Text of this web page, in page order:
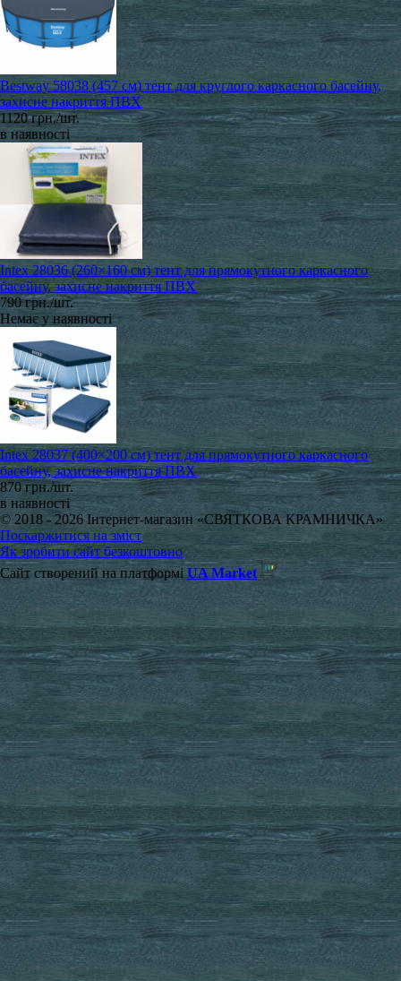
Bestway 58038 (457 см) тент для круглого каркасного басейну,
захисне накриття ПВХ
1120 грн./шт.
в наявності
Intex 28036 (260×160 см) тент для прямокутного каркасного
басейну, захисне накриття ПВХ
790 грн./шт.
Немає у наявності
Intex 28037 (400×200 см) тент для прямокутного каркасного
басейну, захисне накриття ПВХ
870 грн./шт.
в наявності
© 2018 - 2026 Інтернет-магазин «СВЯТКОВА КРАМНИЧКА»
Поскаржитися на зміст
Як зробити сайт безкоштовно
Сайт створений на платформі UA Market